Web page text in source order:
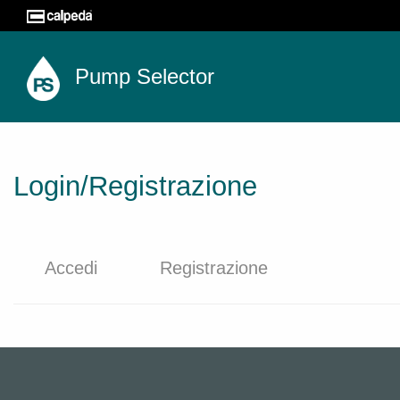
Pump Selector
Login/Registrazione
Accedi Registrazione